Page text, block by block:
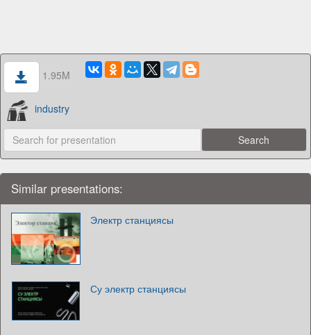
1.95M
industry
Similar presentations:
Электр станциясы
Су электр станциясы